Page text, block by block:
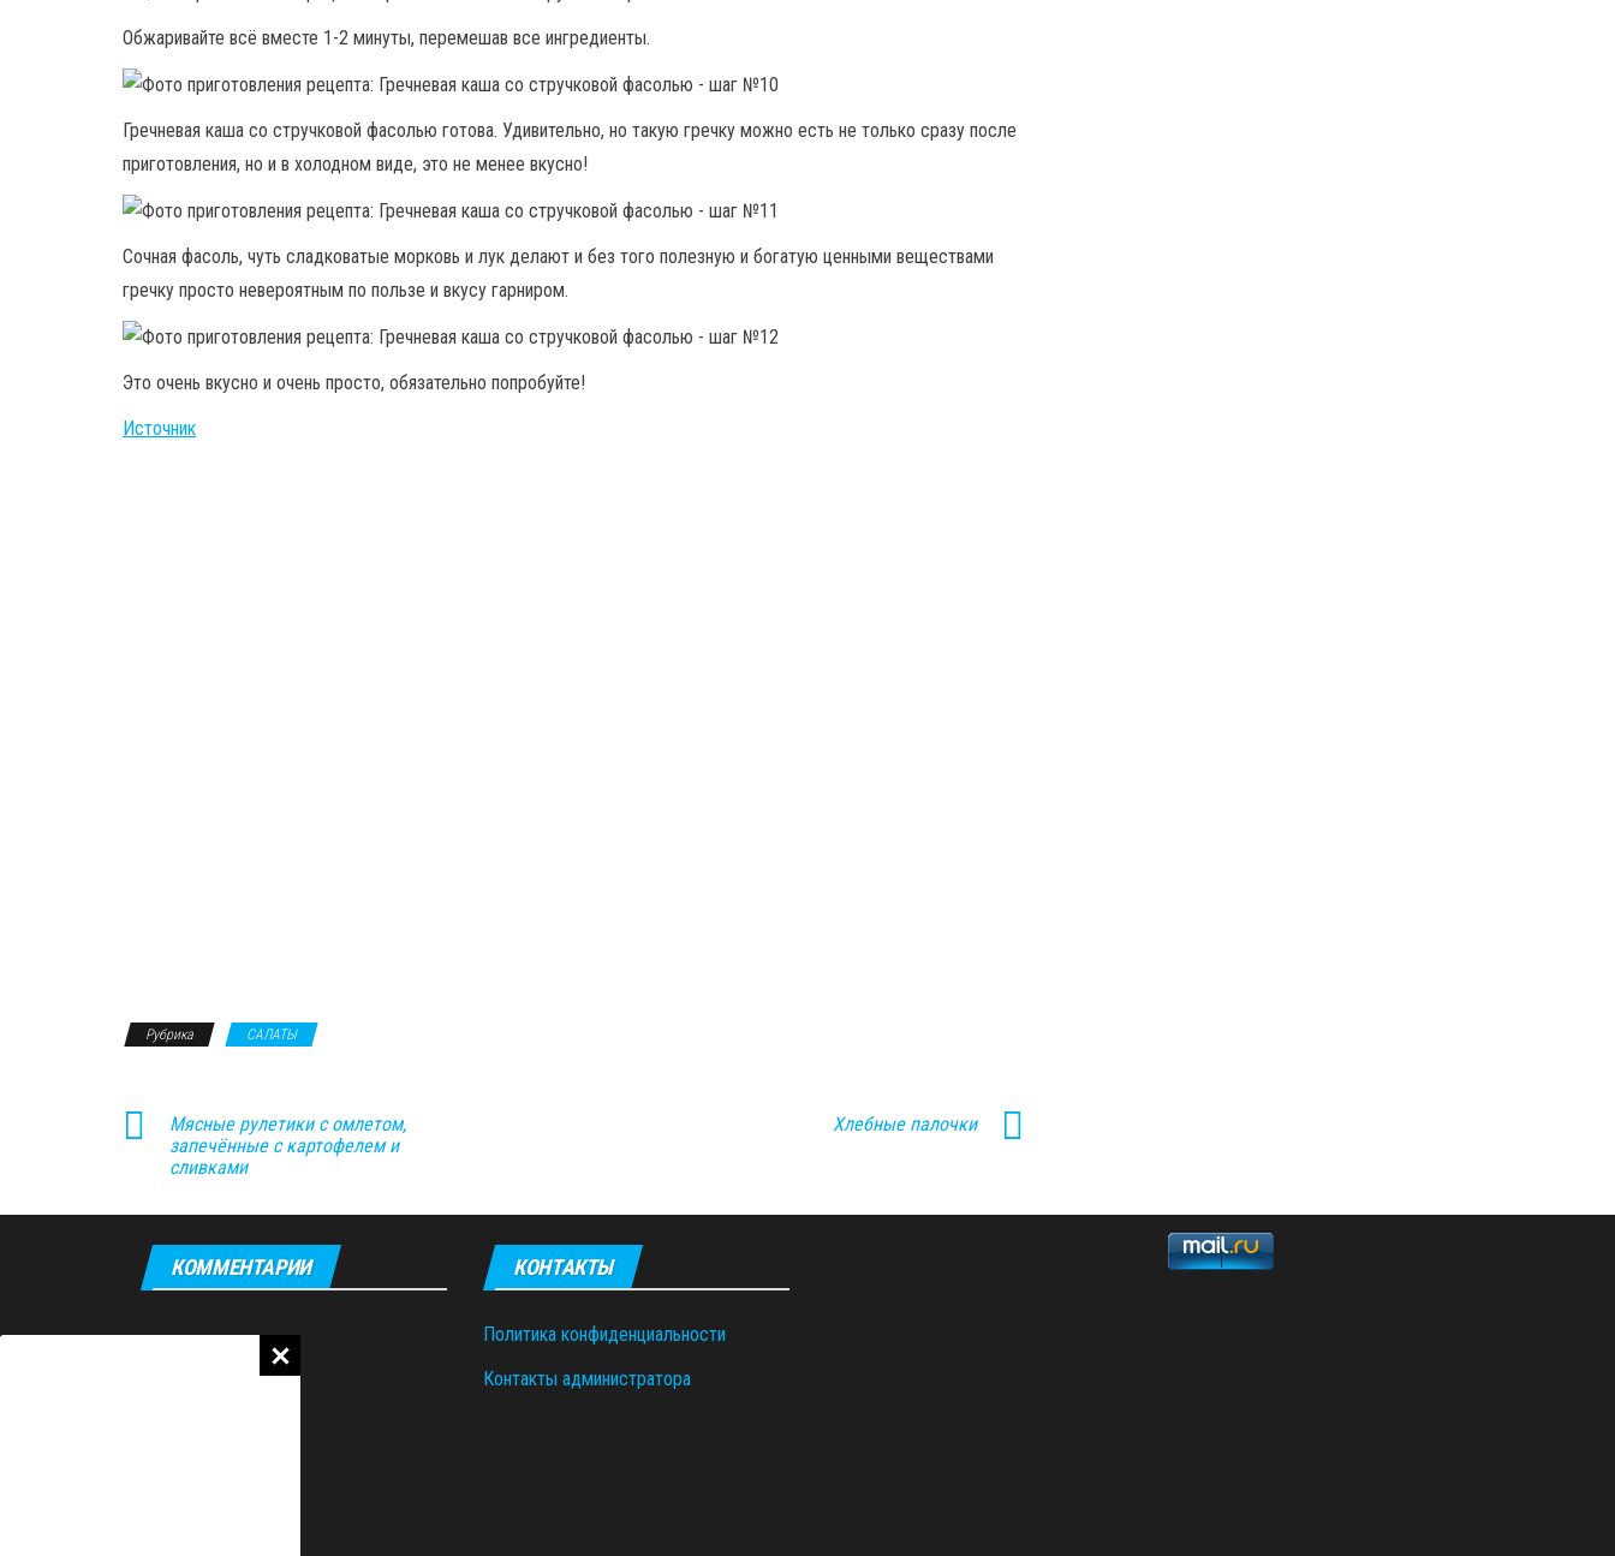
Обжаривайте всё вместе 1-2 минуты, перемешав все ингредиенты.
Гречневая каша со стручковой фасолью готова. Удивительно, но такую гречку можно есть не только сразу после
приготовления, но и в холодном виде, это не менее вкусно!
Сочная фасоль, чуть сладковатые морковь и лук делают и без того полезную и богатую ценными веществами
гречку просто невероятным по пользе и вкусу гарниром.
Это очень вкусно и очень просто, обязательно попробуйте!
Источник
Рубрика САЛАТЫ
Мясные рулетики с омлетом,
запечённые с картофелем и
сливками
Хлебные палочки
КОММЕНТАРИИ КОНТАКТЫ
Политика конфиденциальности
Контакты администратора